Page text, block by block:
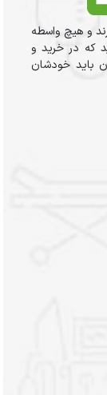
و هیچ واسطه
که در خرید و
باید خودشان